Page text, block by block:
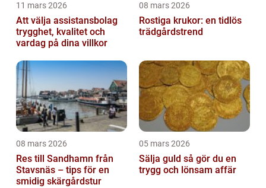
11 mars 2026
Att välja assistansbolag
trygghet, kvalitet och
vardag på dina villkor
08 mars 2026
Rostiga krukor: en tidlös
trädgårdstrend
08 mars 2026
Res till Sandhamn från
Stavsnäs – tips för en
smidig skärgårdstur
05 mars 2026
Sälja guld så gör du en
trygg och lönsam affär